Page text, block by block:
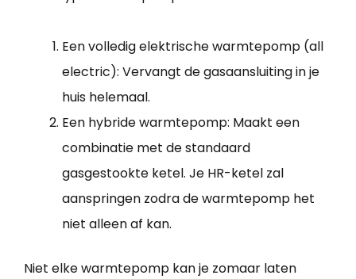
Een volledig elektrische warmtepomp (all
electric): Vervangt de gasaansluiting in je
huis helemaal.
Een hybride warmtepomp: Maakt een
combinatie met de standaard
gasgestookte ketel. Je HR-ketel zal
aanspringen zodra de warmtepomp het
niet alleen af kan.
Niet elke warmtepomp kan je zomaar laten